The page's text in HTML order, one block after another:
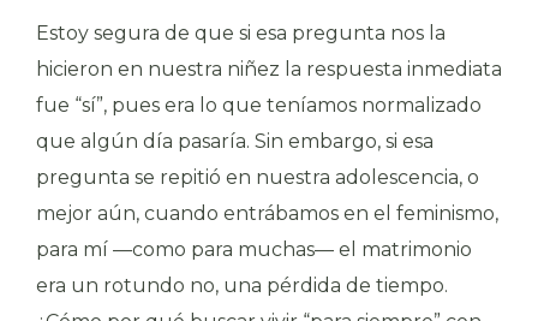
Estoy segura de que si esa pregunta nos la
hicieron en nuestra niñez la respuesta inmediata
fue “sí”, pues era lo que teníamos normalizado
que algún día pasaría. Sin embargo, si esa
pregunta se repitió en nuestra adolescencia, o
mejor aún, cuando entrábamos en el feminismo,
para mí —como para muchas— el matrimonio
era un rotundo no, una pérdida de tiempo.